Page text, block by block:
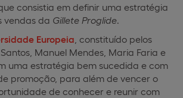
consistia em definir uma estratégia
vendas da Gillete Proglide.
Europeia , constituído pelos
Manuel Mendes, Maria Faria e
uma estratégia bem sucedida e com
promoção, para além de vencer o
de conhecer e reunir com